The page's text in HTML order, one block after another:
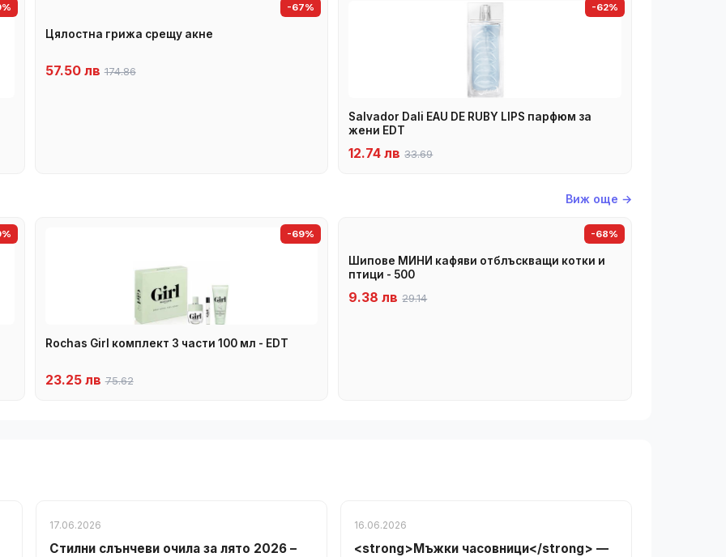
-67%
Цялостна грижа срещу акне
57.50 лв 174.86
-62%
Salvador Dali EAU DE RUBY LIPS парфюм за
жени EDT
12.74 лв 33.69
Виж още →
-69%
Rochas Girl комплект 3 части 100 мл - EDT
23.25 лв 75.62
-68%
Шипове МИНИ кафяви отблъскващи котки и
птици - 500
9.38 лв 29.14
17.06.2026
Стилни слънчеви очила за лято 2026 –
16.06.2026
<strong>Мъжки часовници</strong> —